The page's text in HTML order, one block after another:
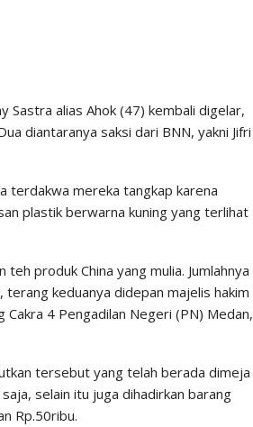
Sastra alias Ahok (47) kembali digelar,
diantaranya saksi dari BNN, yakni Jifri
terdakwa mereka tangkap karena
plastik berwarna kuning yang terlihat
produk China yang mulia. Jumlahnya
keduanya didepan majelis hakim
Cakra 4 Pengadilan Negeri (PN) Medan,
tersebut yang telah berada dimeja
selain itu juga dihadirkan barang
Rp.50ribu.